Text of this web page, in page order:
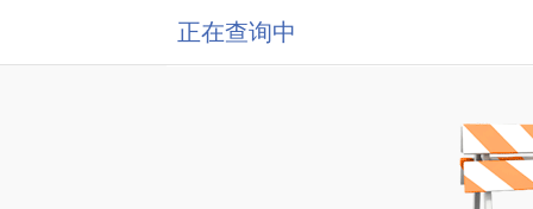
正在查询中